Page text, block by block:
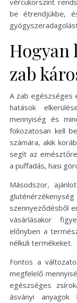
vércukorszint
be étrendjükbe,
Hogyan
zab
A zab egészséges
hatások
mennyiség és
fokozatosan kell
számára, akik
segít az
a puffadás, hasi
Másodszor,
gluténérzékenység
szennyeződésből
vásárlásakor
előnyben a
nélküli termékeket.
Fontos a
megfelelő
egészséges
ásványi